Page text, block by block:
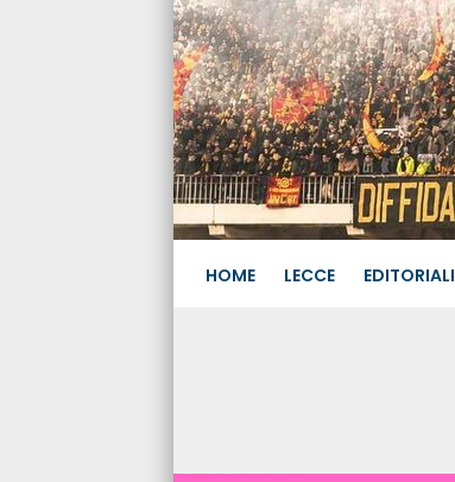
HOME LECCE EDITORIALI